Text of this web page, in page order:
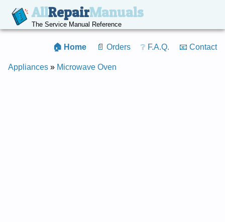
AllRepairManuals
The Service Manual Reference
🏠 Home 📄 Orders ❔ F.A.Q. 📧 Contact
Appliances » Microwave Oven